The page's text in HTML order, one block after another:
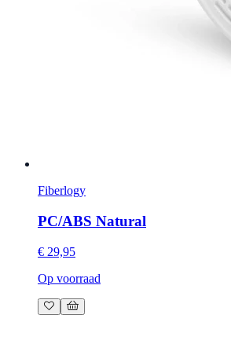
Fiberlogy
PC/ABS Natural
€ 29,95
Op voorraad